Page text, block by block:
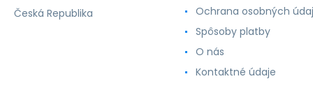
Česká Republika
Ochrana osobných
Spôsoby platby
O nás
Kontaktné údaje